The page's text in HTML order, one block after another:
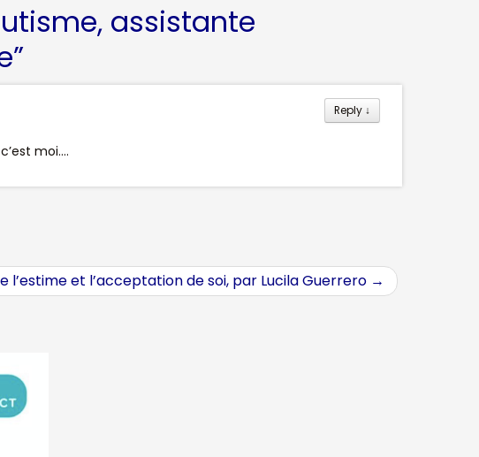
assistante
”
Reply ↓
moi….
et l’acceptation de soi, par Lucila Guerrero →